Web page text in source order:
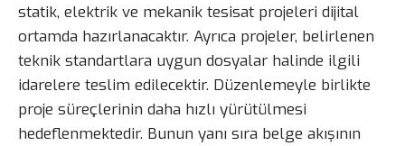
statik, elektrik ve mekanik tesisat projeleri dijital
ortamda hazırlanacaktır. Ayrıca projeler, belirlenen
teknik standartlara uygun dosyalar halinde ilgili
idarelere teslim edilecektir. Düzenlemeyle birlikte
proje süreçlerinin daha hızlı yürütülmesi
hedeflenmektedir. Bunun yanı sıra belge akışının